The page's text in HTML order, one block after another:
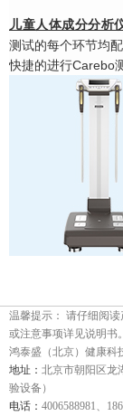
儿童人体成分分析
测试的每个环节均
快捷的进行Carebo
温馨提示： 请仔细阅
或注意事项详见说明书。
鸿泰盛（北京）健康科
地址： 北京市朝阳区龙
验设备）
电话： 4006588981、